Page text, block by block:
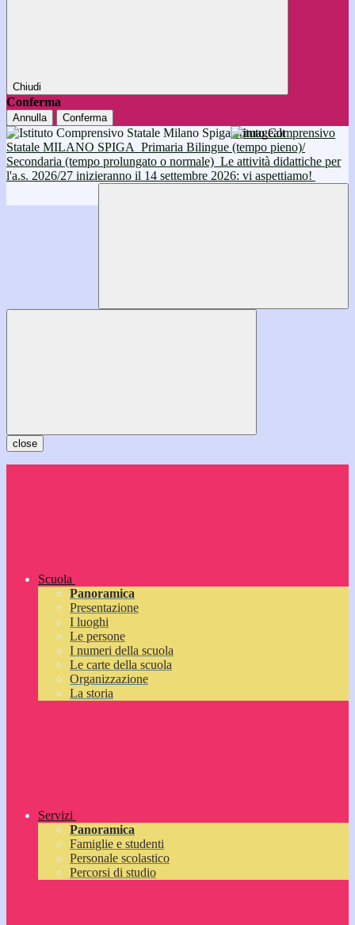
Chiudi
Conferma
Annulla Conferma
Istituto Comprensivo
Statale MILANO SPIGA Primaria Bilingue (tempo pieno)/
Secondaria (tempo prolungato o normale) Le attività didattiche per
l'a.s. 2026/27 inizieranno il 14 settembre 2026: vi aspettiamo!
close
Scuola
Panoramica
Presentazione
I luoghi
Le persone
I numeri della scuola
Le carte della scuola
Organizzazione
La storia
Servizi
Panoramica
Famiglie e studenti
Personale scolastico
Percorsi di studio